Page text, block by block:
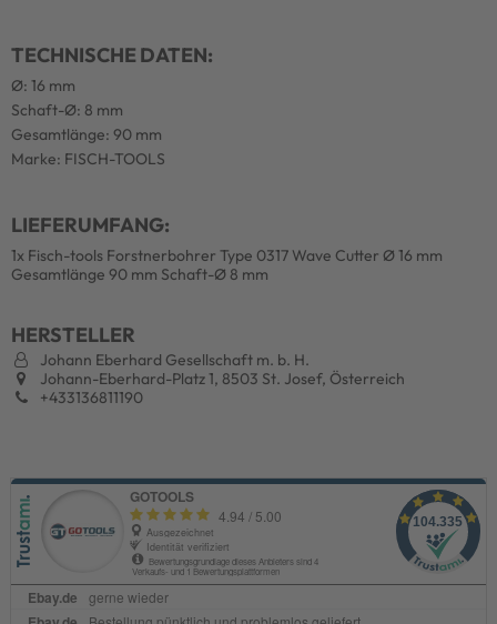
TECHNISCHE DATEN:
Ø: 16 mm
Schaft-Ø: 8 mm
Gesamtlänge: 90 mm
Marke: FISCH-TOOLS
LIEFERUMFANG:
1x Fisch-tools Forstnerbohrer Type 0317 Wave Cutter Ø 16 mm
Gesamtlänge 90 mm Schaft-Ø 8 mm
HERSTELLER
Johann Eberhard Gesellschaft m. b. H.
Johann-Eberhard-Platz 1, 8503 St. Josef, Österreich
+433136811190